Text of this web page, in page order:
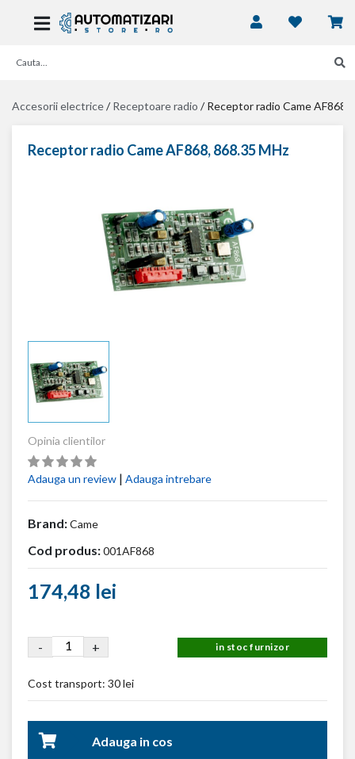
Accesorii electrice/Receptoare radio /Receptor radio Came AF868,
Receptor radio Came AF868, 868.35 MHz
Opinia clientilor
Adauga un review | Adauga intrebare
Brand:Came
Cod produs:001AF868
174,48 lei
- + in stoc furnizor
Cost transport: 30 lei
Adauga in cos